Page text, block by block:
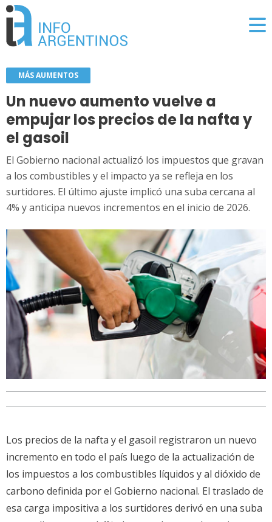
MÁS AUMENTOS
Un nuevo aumento vuelve a
empujar los precios de la nafta y
el gasoil
El Gobierno nacional actualizó los impuestos que gravan
a los combustibles y el impacto ya se refleja en los
surtidores. El último ajuste implicó una suba cercana al
4% y anticipa nuevos incrementos en el inicio de 2026.
Los precios de la nafta y el gasoil registraron un nuevo
incremento en todo el país luego de la actualización de
los impuestos a los combustibles líquidos y al dióxido de
carbono definida por el Gobierno nacional. El traslado de
esa carga impositiva a los surtidores derivó en una suba